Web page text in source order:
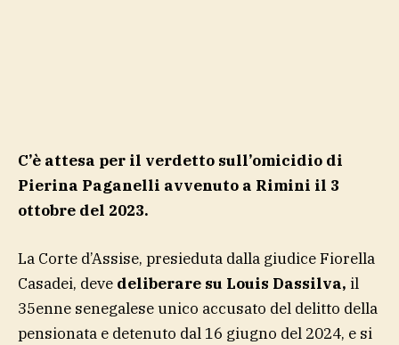
C’è attesa per il verdetto sull’omicidio di
Pierina Paganelli avvenuto a Rimini il 3
ottobre del 2023.
La Corte d’Assise, presieduta dalla giudice Fiorella
Casadei, deve deliberare su Louis Dassilva, il
35enne senegalese unico accusato del delitto della
pensionata e detenuto dal 16 giugno del 2024, e si